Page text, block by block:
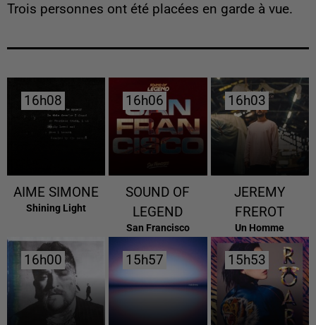
Trois personnes ont été placées en garde à vue.
16h08
16h08
AIME SIMONE
Shining Light
16h06
16h06
SOUND OF
LEGEND
San Francisco
16h03
16h03
JEREMY
FREROT
Un Homme
16h00
16h00 15h57
15h57 15h53
15h53